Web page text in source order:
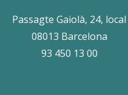
Passagte Gaiolà, 24, local
08013 Barcelona
93 450 13 00